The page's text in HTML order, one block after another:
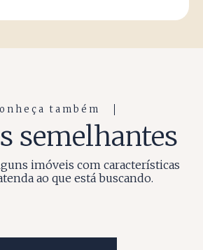
também
semelhantes
imóveis com características
ao que está buscando.